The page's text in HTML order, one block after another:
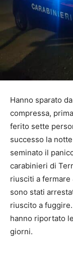
Hanno sparato
compressa,
ferito sette
successo la
seminato il
carabinieri di
riusciti a fermare
sono stati
riuscito a
hanno riportato
giorni.